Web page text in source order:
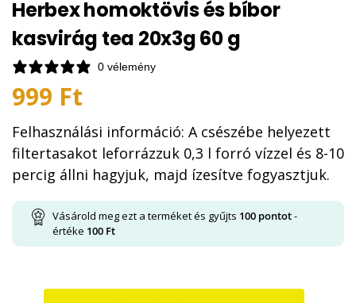
Herbex homoktövis és bíbor
kasvirág tea 20x3g 60 g
0 vélemény
999 Ft
Felhasználási információ: A csészébe helyezett
filtertasakot leforrázzuk 0,3 l forró vízzel és 8-10
percig állni hagyjuk, majd ízesítve fogyasztjuk.
Vásárold meg ezt a terméket és gyűjts 100 pontot-
értéke 100 Ft